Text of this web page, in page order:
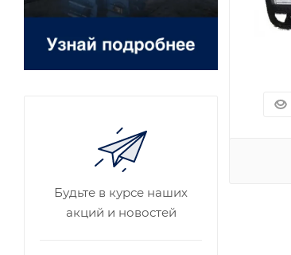
Будьте в курсе наших
акций и новостей